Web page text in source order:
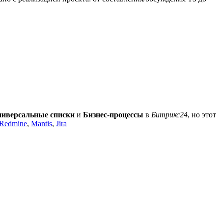
списки и Бизнес-процессы в Битрикс24, но этот
, Mantis, Jira